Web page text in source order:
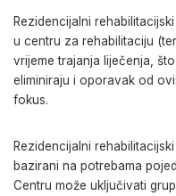
Rezidencijalni
u centru za rehabilitaciju
vrijeme trajanja liječenja,
eliminiraju i oporavak od
fokus.
Rezidencijalni
bazirani na potrebama
Centru može uključivati